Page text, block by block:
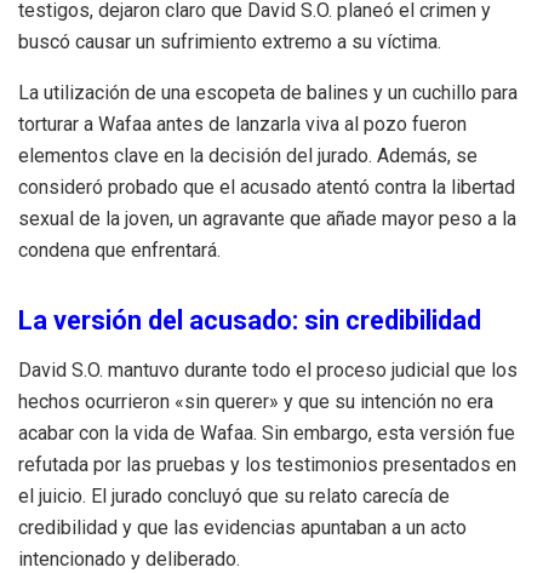
testigos, dejaron claro que David S.O. planeó el crimen y
buscó causar un sufrimiento extremo a su víctima.
La utilización de una escopeta de balines y un cuchillo para
torturar a Wafaa antes de lanzarla viva al pozo fueron
elementos clave en la decisión del jurado. Además, se
consideró probado que el acusado atentó contra la libertad
sexual de la joven, un agravante que añade mayor peso a la
condena que enfrentará.
La versión del acusado: sin credibilidad
David S.O. mantuvo durante todo el proceso judicial que los
hechos ocurrieron «sin querer» y que su intención no era
acabar con la vida de Wafaa. Sin embargo, esta versión fue
refutada por las pruebas y los testimonios presentados en
el juicio. El jurado concluyó que su relato carecía de
credibilidad y que las evidencias apuntaban a un acto
intencionado y deliberado.